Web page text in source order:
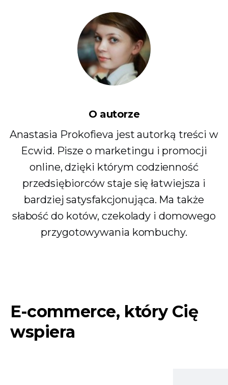
O autorze
Anastasia Prokofieva jest autorką treści w
Ecwid. Pisze o marketingu i promocji
online, dzięki którym codzienność
przedsiębiorców staje się łatwiejsza i
bardziej satysfakcjonująca. Ma także
słabość do kotów, czekolady i domowego
przygotowywania kombuchy.
E-commerce, który Cię
wspiera